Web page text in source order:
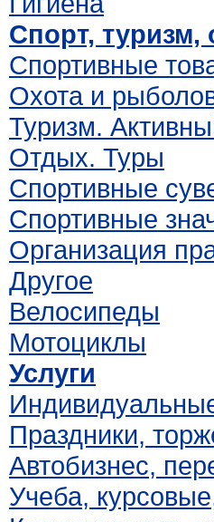
Спорт, туризм,
Спортивные
Охота и
Туризм.
Отдых. Туры
Спортивные
Спортивные
Организация
Другое
Велосипеды
Мотоциклы
Услуги
Праздники,
Автобизнес,
Учеба,